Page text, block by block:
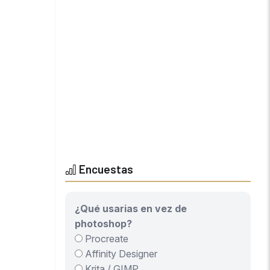
Encuestas
¿Qué usarias en vez de
photoshop?
Procreate
Affinity Designer